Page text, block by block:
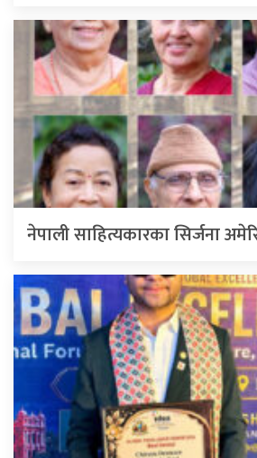
नेपाली साहित्यकारका सिर्जना